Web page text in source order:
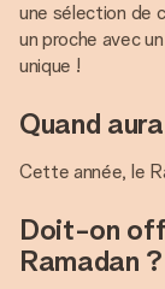
une sélection de
un proche avec
unique !
Quand
Cette année, le
Doit-on
Ramadan ?